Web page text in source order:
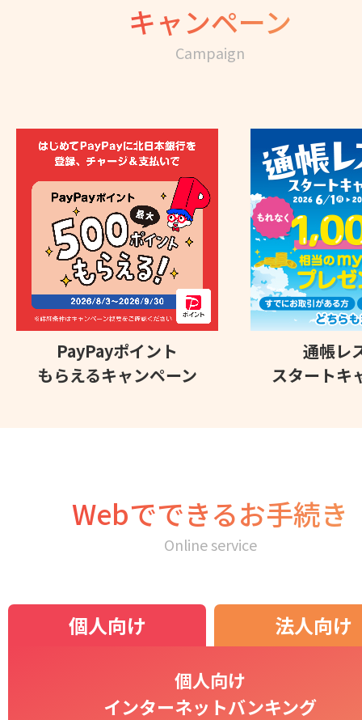
キャンペーン
Campaign
PayPayポイント
もらえるキャンペーン
通帳レ
スタートキ
Webでできるお手続き
Online service
個人向け 法人向け
個人向け
インターネットバンキング